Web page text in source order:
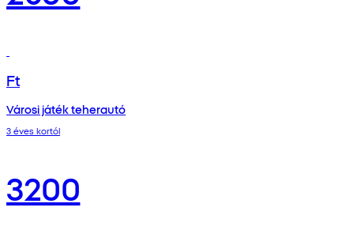
Ft
Városi játék teherautó
3 éves kortól
3200